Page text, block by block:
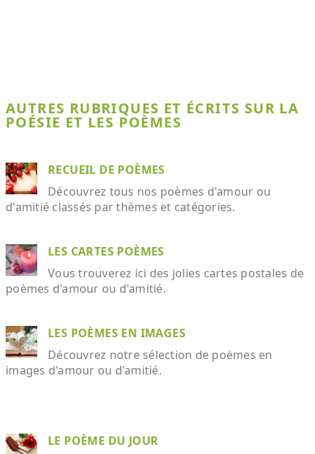
AUTRES RUBRIQUES ET ÉCRITS SUR LA
POÉSIE ET LES POÈMES
RECUEIL DE POÈMES
Découvrez tous nos poèmes d'amour ou
d'amitié classés par thèmes et catégories.
LES CARTES POÈMES
Vous trouverez ici des jolies cartes postales de
poèmes d'amour ou d'amitié.
LES POÈMES EN IMAGES
Découvrez notre sélection de poèmes en
images d'amour ou d'amitié.
LE POÈME DU JOUR